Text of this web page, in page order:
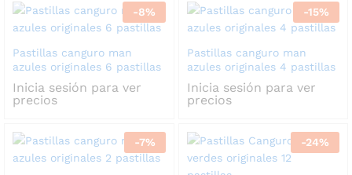
-8%
Pastillas canguro man
azules originales 6 pastillas
Inicia sesión para ver
precios
-15%
Pastillas canguro man
azules originales 4 pastillas
Inicia sesión para ver
precios
-7% -24%